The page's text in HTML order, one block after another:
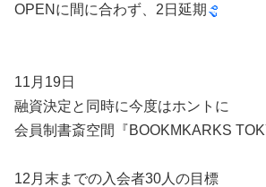
OPENに間に合わず、2日延期
11月19日
融資決定と同時に今度はホントに
会員制書斎空間『BOOKMKARKS
12月末までの入会者30人の目標